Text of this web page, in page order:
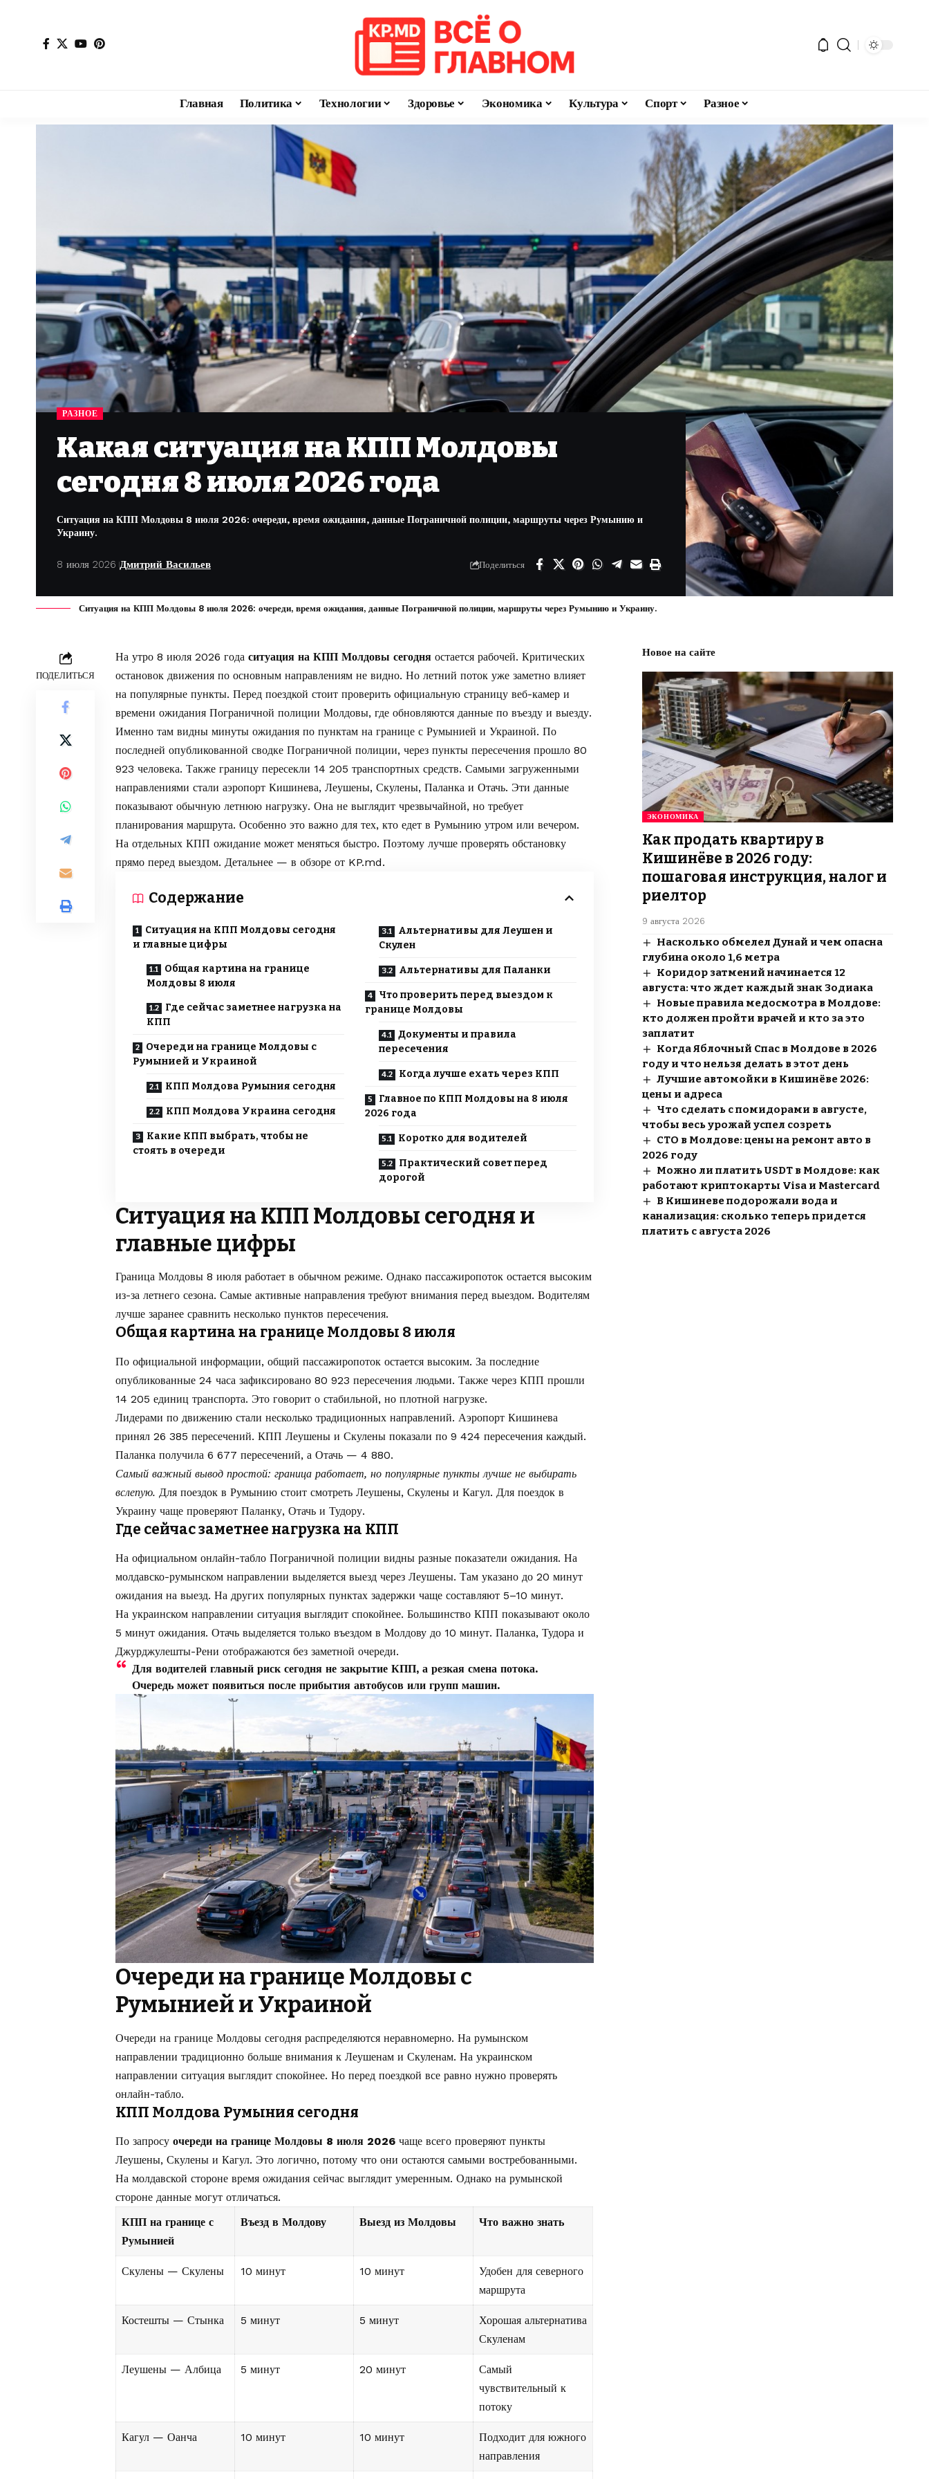
Главная Политика Технологии Здоровье Экономика Культура Спорт Разное
РАЗНОЕ
Какая ситуация на КПП Молдовы
сегодня 8 июля 2026 года
Ситуация на КПП Молдовы 8 июля 2026: очереди, время ожидания, данные Пограничной полиции, маршруты через Румынию и
Украину.
8 июля 2026 Дмитрий Васильев Поделиться
Ситуация на КПП Молдовы 8 июля 2026: очереди, время ожидания, данные Пограничной полиции, маршруты через Румынию и Украину.
ПОДЕЛИТЬСЯ
На утро 8 июля 2026 года ситуация на КПП Молдовы сегодня остается рабочей. Критических
остановок движения по основным направлениям не видно. Но летний поток уже заметно влияет
на популярные пункты. Перед поездкой стоит проверить официальную страницу веб-камер и
времени ожидания Пограничной полиции Молдовы, где обновляются данные по въезду и выезду.
Именно там видны минуты ожидания по пунктам на границе с Румынией и Украиной. По
последней опубликованной сводке Пограничной полиции, через пункты пересечения прошло 80
923 человека. Также границу пересекли 14 205 транспортных средств. Самыми загруженными
направлениями стали аэропорт Кишинева, Леушены, Скулены, Паланка и Отачь. Эти данные
показывают обычную летнюю нагрузку. Она не выглядит чрезвычайной, но требует
планирования маршрута. Особенно это важно для тех, кто едет в Румынию утром или вечером.
На отдельных КПП ожидание может меняться быстро. Поэтому лучше проверять обстановку
прямо перед выездом. Детальнее — в обзоре от KP.md.
Содержание
Ситуация на КПП Молдовы сегодня
и главные цифры
Общая картина на границе
Молдовы 8 июля
Где сейчас заметнее нагрузка на
КПП
Очереди на границе Молдовы с
Румынией и Украиной
КПП Молдова Румыния сегодня
КПП Молдова Украина сегодня
Какие КПП выбрать, чтобы не
стоять в очереди
Альтернативы для Леушен и
Скулен
Альтернативы для Паланки
Что проверить перед выездом к
границе Молдовы
Документы и правила
пересечения
Когда лучше ехать через КПП
Главное по КПП Молдовы на 8 июля
2026 года
Коротко для водителей
Практический совет перед
дорогой
Ситуация на КПП Молдовы сегодня и
главные цифры
Граница Молдовы 8 июля работает в обычном режиме. Однако пассажиропоток остается высоким
из-за летнего сезона. Самые активные направления требуют внимания перед выездом. Водителям
лучше заранее сравнить несколько пунктов пересечения.
Общая картина на границе Молдовы 8 июля
По официальной информации, общий пассажиропоток остается высоким. За последние
опубликованные 24 часа зафиксировано 80 923 пересечения людьми. Также через КПП прошли
14 205 единиц транспорта. Это говорит о стабильной, но плотной нагрузке.
Лидерами по движению стали несколько традиционных направлений. Аэропорт Кишинева
принял 26 385 пересечений. КПП Леушены и Скулены показали по 9 424 пересечения каждый.
Паланка получила 6 677 пересечений, а Отачь — 4 880.
Самый важный вывод простой: граница работает, но популярные пункты лучше не выбирать
вслепую. Для поездок в Румынию стоит смотреть Леушены, Скулены и Кагул. Для поездок в
Украину чаще проверяют Паланку, Отачь и Тудору.
Где сейчас заметнее нагрузка на КПП
На официальном онлайн-табло Пограничной полиции видны разные показатели ожидания. На
молдавско-румынском направлении выделяется выезд через Леушены. Там указано до 20 минут
ожидания на выезд. На других популярных пунктах задержки чаще составляют 5–10 минут.
На украинском направлении ситуация выглядит спокойнее. Большинство КПП показывают около
5 минут ожидания. Отачь выделяется только въездом в Молдову до 10 минут. Паланка, Тудора и
Джурджулешты-Рени отображаются без заметной очереди.
Для водителей главный риск сегодня не закрытие КПП, а резкая смена потока.
Очередь может появиться после прибытия автобусов или групп машин.
Очереди на границе Молдовы с
Румынией и Украиной
Очереди на границе Молдовы сегодня распределяются неравномерно. На румынском
направлении традиционно больше внимания к Леушенам и Скуленам. На украинском
направлении ситуация выглядит спокойнее. Но перед поездкой все равно нужно проверять
онлайн-табло.
КПП Молдова Румыния сегодня
По запросу очереди на границе Молдовы 8 июля 2026 чаще всего проверяют пункты
Леушены, Скулены и Кагул. Это логично, потому что они остаются самыми востребованными.
На молдавской стороне время ожидания сейчас выглядит умеренным. Однако на румынской
стороне данные могут отличаться.
КПП на границе с
Румынией
Въезд в Молдову Выезд из Молдовы Что важно знать
Скулены — Скулены 10 минут 10 минут
Удобен для северного
маршрута
Костешты — Стынка 5 минут 5 минут
Хорошая альтернатива
Скуленам
Леушены — Албица 5 минут 20 минут
Самый
чувствительный к
потоку
Кагул — Оанча 10 минут 10 минут
Подходит для южного
направления
Новое на сайте
ЭКОНОМИКА
Как продать квартиру в
Кишинёве в 2026 году:
пошаговая инструкция, налог и
риелтор
9 августа 2026
Насколько обмелел Дунай и чем опасна
глубина около 1,6 метра
Коридор затмений начинается 12
августа: что ждет каждый знак Зодиака
Новые правила медосмотра в Молдове:
кто должен пройти врачей и кто за это
заплатит
Когда Яблочный Спас в Молдове в 2026
году и что нельзя делать в этот день
Лучшие автомойки в Кишинёве 2026:
цены и адреса
Что сделать с помидорами в августе,
чтобы весь урожай успел созреть
СТО в Молдове: цены на ремонт авто в
2026 году
Можно ли платить USDT в Молдове: как
работают криптокарты Visa и Mastercard
В Кишиневе подорожали вода и
канализация: сколько теперь придется
платить с августа 2026